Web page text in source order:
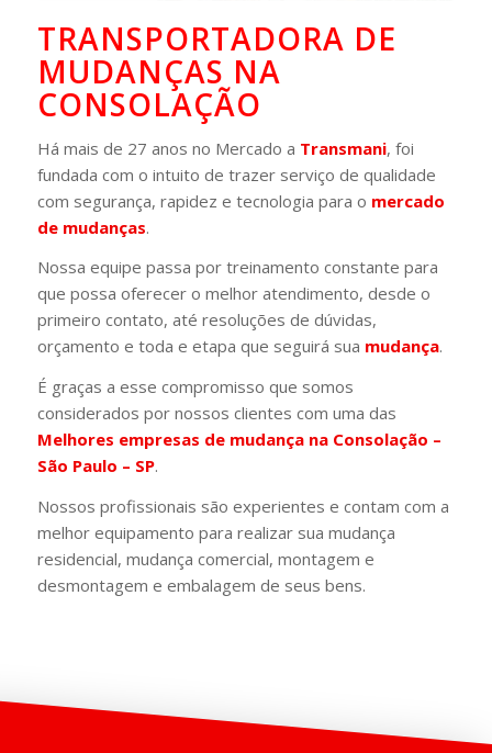
TRANSPORTADORA DE
MUDANÇAS NA
CONSOLAÇÃO
Há mais de 27 anos no Mercado a Transmani, foi
fundada com o intuito de trazer serviço de qualidade
com segurança, rapidez e tecnologia para o mercado
de mudanças.
Nossa equipe passa por treinamento constante para
que possa oferecer o melhor atendimento, desde o
primeiro contato, até resoluções de dúvidas,
orçamento e toda e etapa que seguirá sua mudança.
É graças a esse compromisso que somos
considerados por nossos clientes com uma das
Melhores empresas de mudança na Consolação –
São Paulo – SP.
Nossos profissionais são experientes e contam com a
melhor equipamento para realizar sua mudança
residencial, mudança comercial, montagem e
desmontagem e embalagem de seus bens.